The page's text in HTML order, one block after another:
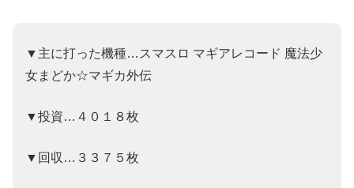
▼主に打った機種…スマスロ マギアレコード 魔法少
女まどか☆マギカ外伝
▼投資…４０１８枚
▼回収…３３７５枚